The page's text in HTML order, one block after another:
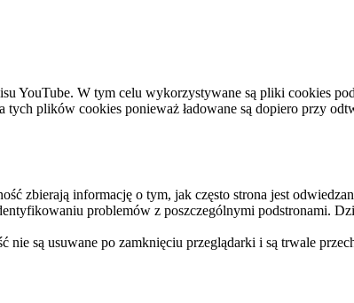
YouTube. W tym celu wykorzystywane są pliki cookies
plików cookies ponieważ ładowane są dopiero przy
zbierają informację o tym, jak często strona jest
problemów z poszczególnymi podstronami.
są usuwane po zamknięciu przeglądarki i są trwale